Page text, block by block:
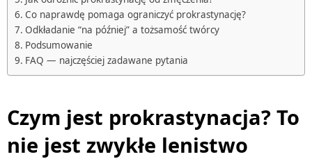
Co naprawdę pomaga ograniczyć prokrastynację?
Odkładanie “na później” a tożsamość twórcy
Podsumowanie
FAQ — najczęściej zadawane pytania
Czym jest prokrastynacja? To
nie jest zwykłe lenistwo